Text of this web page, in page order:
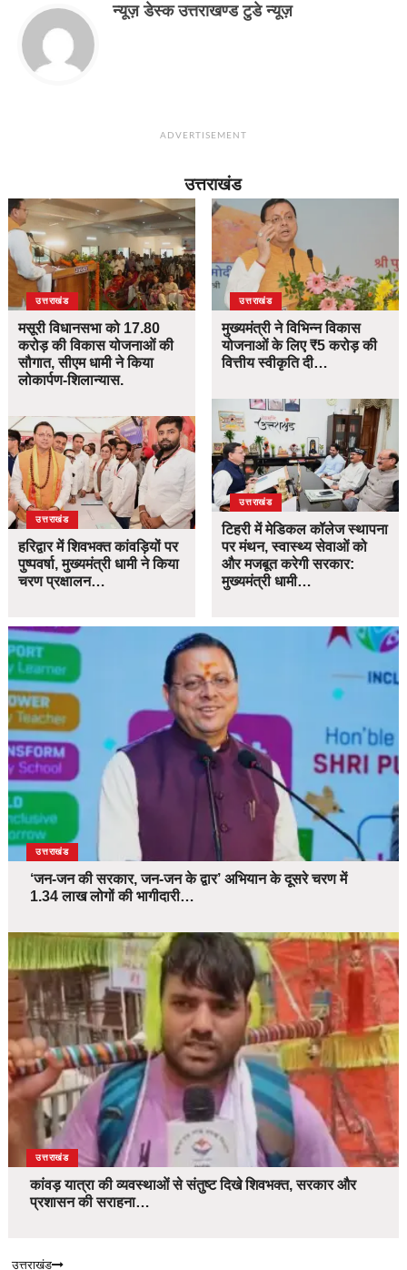
न्यूज़ डेस्क उत्तराखण्ड टुडे न्यूज़
ADVERTISEMENT
उत्तराखंड
उत्तराखंड
मसूरी विधानसभा को 17.80
करोड़ की विकास योजनाओं की
सौगात, सीएम धामी ने किया
लोकार्पण-शिलान्यास.
उत्तराखंड
हरिद्वार में शिवभक्त कांवड़ियों पर
पुष्पवर्षा, मुख्यमंत्री धामी ने किया
चरण प्रक्षालन…
उत्तराखंड
मुख्यमंत्री ने विभिन्न विकास
योजनाओं के लिए ₹5 करोड़ की
वित्तीय स्वीकृति दी…
उत्तराखंड
टिहरी में मेडिकल कॉलेज स्थापना
पर मंथन, स्वास्थ्य सेवाओं को
और मजबूत करेगी सरकार:
मुख्यमंत्री धामी…
उत्तराखंड
‘जन-जन की सरकार, जन-जन के द्वार’ अभियान के दूसरे चरण में
1.34 लाख लोगों की भागीदारी…
उत्तराखंड
कांवड़ यात्रा की व्यवस्थाओं से संतुष्ट दिखे शिवभक्त, सरकार और
प्रशासन की सराहना…
उत्तराखंड